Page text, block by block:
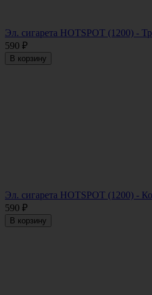
Эл. сигарета HOTSPOT (1200) -
590 ₽
В корзину
Эл. сигарета HOTSPOT (1200) -
590 ₽
В корзину